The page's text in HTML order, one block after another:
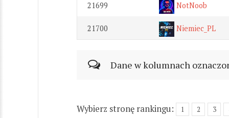
21699 NotNoob
21700 Niemiec_PL
Dane w kolumnach
Wybierz stronę rankingu: 1 2 3